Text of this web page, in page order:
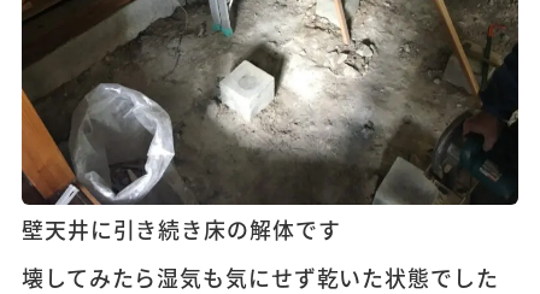
壁天井に引き続き床の解体です
壊してみたら湿気も気にせず乾いた状態でした